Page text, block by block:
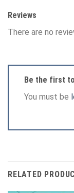
Reviews
There are no
Be the first
You must be
RELATED